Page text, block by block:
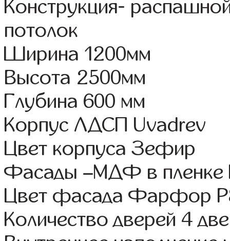
Конструкция-
потолок
Ширина 1200мм
Высота 2500мм
Глубина 600 мм
Корпус ЛДСП Uvadrev
Цвет корпуса Зефир
Фасады –МДФ в пленке
Цвет фасада Фарфор
Количество дверей 4